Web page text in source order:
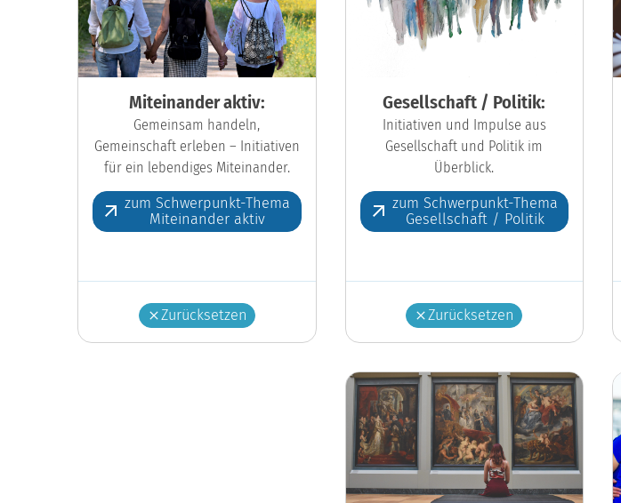
Miteinander aktiv:
Gemeinsam handeln,
Gemeinschaft erleben – Initiativen
für ein lebendiges Miteinander.
zum Schwerpunkt-Thema
Miteinander aktiv
Zurücksetzen
Gesellschaft / Politik:
Initiativen und Impulse aus
Gesellschaft und Politik im
Überblick.
zum Schwerpunkt-Thema
Gesellschaft / Politik
Zurücksetzen